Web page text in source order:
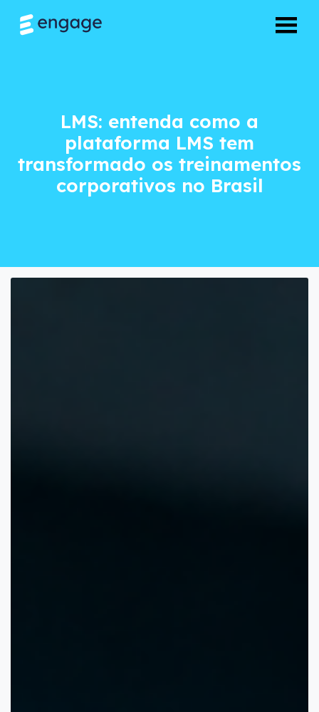
LMS: entenda como a
plataforma LMS tem
transformado os treinamentos
corporativos no Brasil